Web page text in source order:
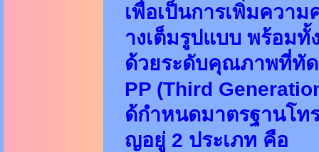
เพื่อเป็นการเพิ่มควา
างเต็มรูปแบบ พร้อม
ด้วยระดับคุณภาพที่ทัด
PP (Third
ด้กำหนดมาตรฐานโท
ญอยู่ 2 ประเภท คือ